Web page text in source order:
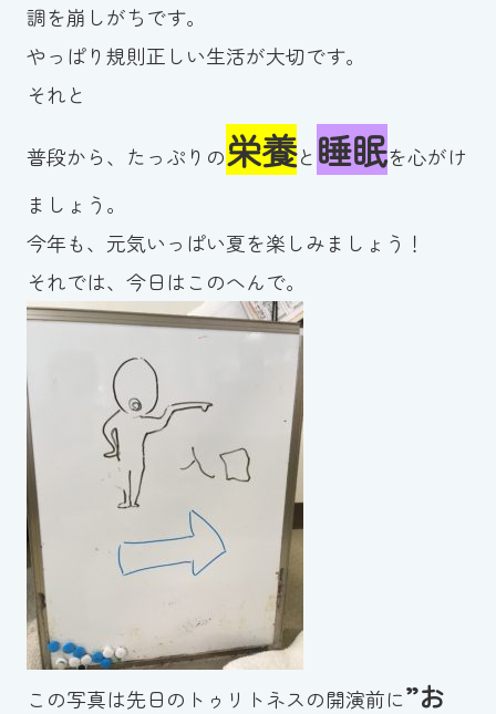
調を崩しがちです。
やっぱり規則正しい生活が大切です。
それと
普段から、たっぷりの栄養と 睡眠を心がけ
ましょう。
今年も、元気いっぱい夏を楽しみましょう！
それでは、今日はこのへんで。
この写真は先日のトゥリトネスの開演前に”お